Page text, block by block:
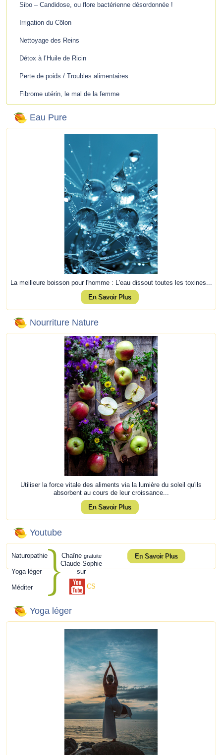
Sibo – Candidose, ou flore bactérienne désordonnée !
Irrigation du Côlon
Nettoyage des Reins
Détox à l’Huile de Ricin
Perte de poids / Troubles alimentaires
Fibrome utérin, le mal de la femme
Eau Pure
La meilleure boisson pour l'homme : L'eau dissout toutes les toxines...
En Savoir Plus
Nourriture Nature
Utiliser la force vitale des aliments via la lumière du soleil qu'ils
absorbent au cours de leur croissance...
En Savoir Plus
Youtube
Naturopathie
Yoga léger
Méditer
Chaîne gratuite
Claude-Sophie
sur
CS
En Savoir Plus
Yoga léger